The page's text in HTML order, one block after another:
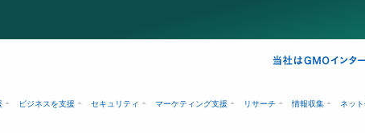
ビジネスを支援 セキュリティ マーケティング支援 リサーチ 情報収集 ネッ